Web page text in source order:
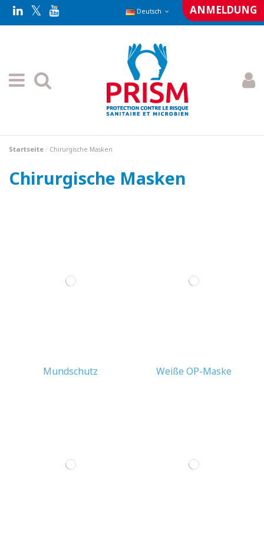
Deutsch ANMELDUNG
Startseite Chirurgische Masken
Chirurgische Masken
Mundschutz Weiße OP-Maske